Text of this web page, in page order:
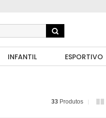
INFANTIL ESPORTIVO
33 Produtos